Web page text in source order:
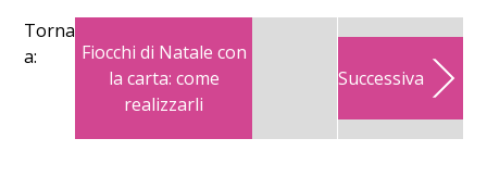
Torna
a:
Fiocchi di Natale con
la carta: come
realizzarli
Successiva